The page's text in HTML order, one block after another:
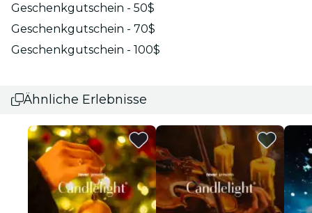
Geschenkgutschein - 50$
Geschenkgutschein - 70$
Geschenkgutschein - 100$
Ähnliche Erlebnisse